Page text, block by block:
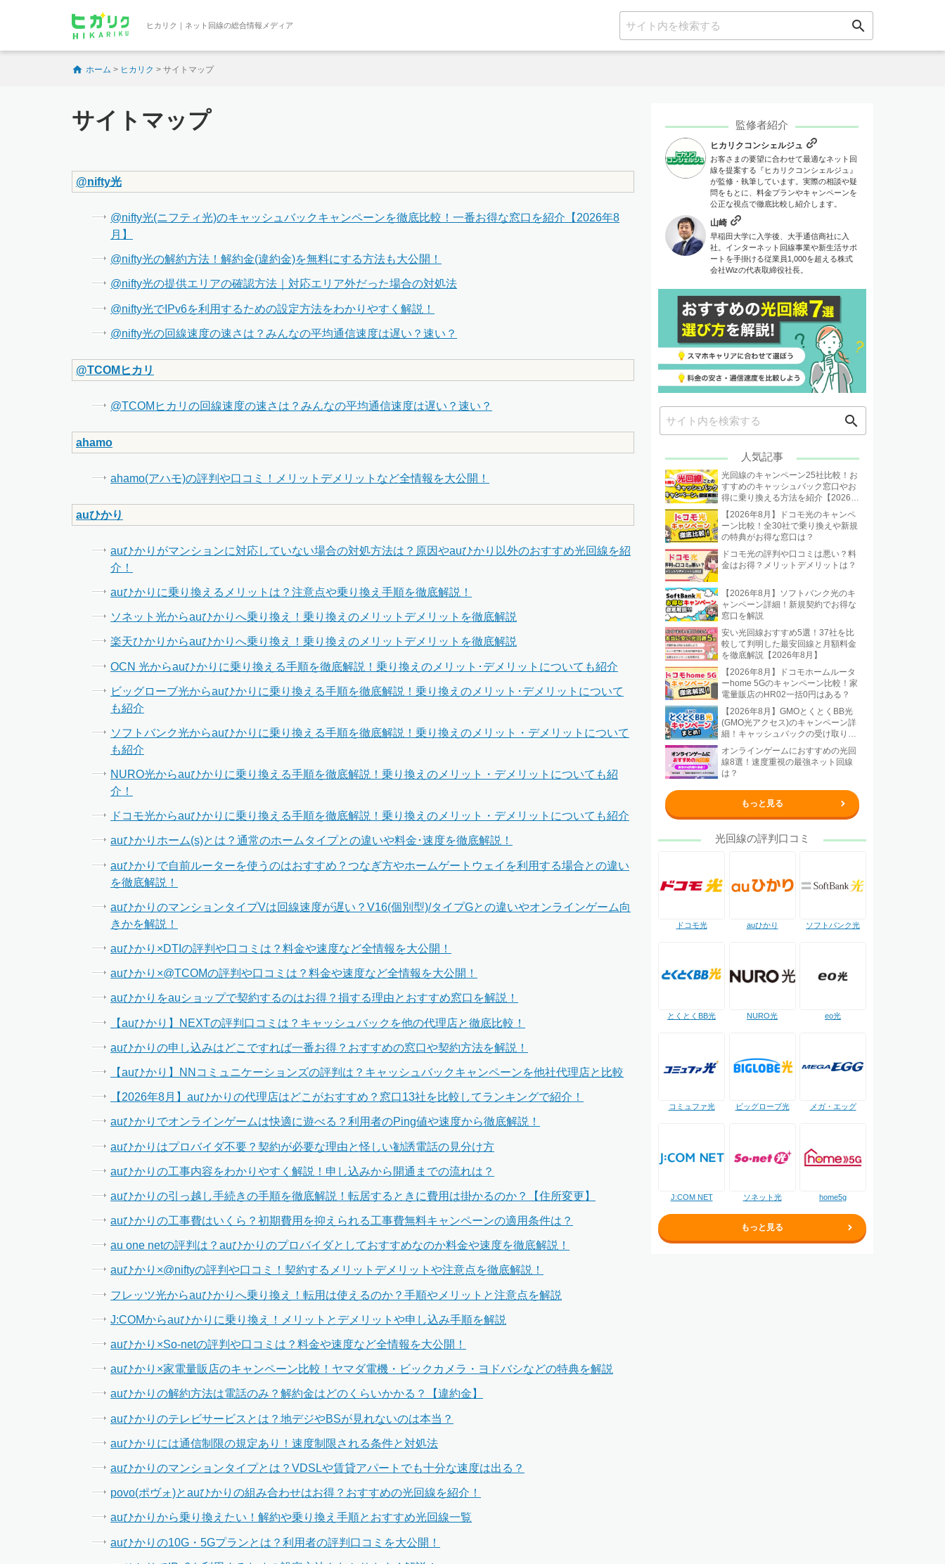
ヒカリク｜ネット回線の総合情報メディア search
ホーム > ヒカリク > サイトマップ
サイトマップ
@nifty光
@nifty光(ニフティ光)のキャッシュバックキャンペーンを徹底比較！一番お得な窓口を紹介【2026年8
月】
@nifty光の解約方法！解約金(違約金)を無料にする方法も大公開！
@nifty光の提供エリアの確認方法｜対応エリア外だった場合の対処法
@nifty光でIPv6を利用するための設定方法をわかりやすく解説！
@nifty光の回線速度の速さは？みんなの平均通信速度は遅い？速い？
@TCOMヒカリ
@TCOMヒカリの回線速度の速さは？みんなの平均通信速度は遅い？速い？
ahamo
ahamo(アハモ)の評判や口コミ！メリットデメリットなど全情報を大公開！
auひかり
auひかりがマンションに対応していない場合の対処方法は？原因やauひかり以外のおすすめ光回線を紹
介！
auひかりに乗り換えるメリットは？注意点や乗り換え手順を徹底解説！
ソネット光からauひかりへ乗り換え！乗り換えのメリットデメリットを徹底解説
楽天ひかりからauひかりへ乗り換え！乗り換えのメリットデメリットを徹底解説
OCN 光からauひかりに乗り換える手順を徹底解説！乗り換えのメリット･デメリットについても紹介
ビッグローブ光からauひかりに乗り換える手順を徹底解説！乗り換えのメリット･デメリットについて
も紹介
ソフトバンク光からauひかりに乗り換える手順を徹底解説！乗り換えのメリット・デメリットについて
も紹介
NURO光からauひかりに乗り換える手順を徹底解説！乗り換えのメリット・デメリットについても紹
介！
ドコモ光からauひかりに乗り換える手順を徹底解説！乗り換えのメリット・デメリットについても紹介
auひかりホーム(s)とは？通常のホームタイプとの違いや料金･速度を徹底解説！
auひかりで自前ルーターを使うのはおすすめ？つなぎ方やホームゲートウェイを利用する場合との違い
を徹底解説！
auひかりのマンションタイプVは回線速度が遅い？V16(個別型)/タイプGとの違いやオンラインゲーム向
きかを解説！
auひかり×DTIの評判や口コミは？料金や速度など全情報を大公開！
auひかり×@TCOMの評判や口コミは？料金や速度など全情報を大公開！
auひかりをauショップで契約するのはお得？損する理由とおすすめ窓口を解説！
【auひかり】NEXTの評判口コミは？キャッシュバックを他の代理店と徹底比較！
auひかりの申し込みはどこですれば一番お得？おすすめの窓口や契約方法を解説！
【auひかり】NNコミュニケーションズの評判は？キャッシュバックキャンペーンを他社代理店と比較
【2026年8月】auひかりの代理店はどこがおすすめ？窓口13社を比較してランキングで紹介！
auひかりでオンラインゲームは快適に遊べる？利用者のPing値や速度から徹底解説！
auひかりはプロバイダ不要？契約が必要な理由と怪しい勧誘電話の見分け方
auひかりの工事内容をわかりやすく解説！申し込みから開通までの流れは？
auひかりの引っ越し手続きの手順を徹底解説！転居するときに費用は掛かるのか？【住所変更】
auひかりの工事費はいくら？初期費用を抑えられる工事費無料キャンペーンの適用条件は？
au one netの評判は？auひかりのプロバイダとしておすすめなのか料金や速度を徹底解説！
auひかり×@niftyの評判や口コミ！契約するメリットデメリットや注意点を徹底解説！
フレッツ光からauひかりへ乗り換え！転用は使えるのか？手順やメリットと注意点を解説
J:COMからauひかりに乗り換え！メリットとデメリットや申し込み手順を解説
auひかり×So-netの評判や口コミは？料金や速度など全情報を大公開！
auひかり×家電量販店のキャンペーン比較！ヤマダ電機・ビックカメラ・ヨドバシなどの特典を解説
auひかりの解約方法は電話のみ？解約金はどのくらいかかる？【違約金】
auひかりのテレビサービスとは？地デジやBSが見れないのは本当？
auひかりには通信制限の規定あり！速度制限される条件と対処法
auひかりのマンションタイプとは？VDSLや賃貸アパートでも十分な速度は出る？
povo(ポヴォ)とauひかりの組み合わせはお得？おすすめの光回線を紹介！
auひかりから乗り換えたい！解約や乗り換え手順とおすすめ光回線一覧
auひかりの10G・5Gプランとは？利用者の評判口コミを大公開！
監修者紹介
ヒカリクコンシェルジュ
お客さまの要望に合わせて最適なネット回
線を提案する『ヒカリクコンシェルジュ』
が監修・執筆しています。実際の相談や疑
問をもとに、料金プランやキャンペーンを
公正な視点で徹底比較し紹介します。
山崎
早稲田大学に入学後、大手通信商社に入
社。インターネット回線事業や新生活サポ
ートを手掛ける従業員1,000を超える株式
会社Wizの代表取締役社長。
search
人気記事
光回線のキャンペーン25社比較！お
すすめのキャッシュバック窓口やお
得に乗り換える方法を紹介【2026年
8月】
【2026年8月】ドコモ光のキャンペ
ーン比較！全30社で乗り換えや新規
の特典がお得な窓口は？
ドコモ光の評判や口コミは悪い？料
金はお得？メリットデメリットは？
【2026年8月】ソフトバンク光のキ
ャンペーン詳細！新規契約でお得な
窓口を解説
安い光回線おすすめ5選！37社を比
較して判明した最安回線と月額料金
を徹底解説【2026年8月】
【2026年8月】ドコモホームルータ
ーhome 5Gのキャンペーン比較！家
電量販店のHR02一括0円はある？
【2026年8月】GMOとくとくBB光
(GMO光アクセス)のキャンペーン詳
細！キャッシュバックの受け取り方
法も解説
オンラインゲームにおすすめの光回
線8選！速度重視の最強ネット回線
は？
もっと見る
光回線の評判口コミ
ドコモ光 auひかり ソフトバンク光
とくとくBB光 NURO光 eo光
コミュファ光 ビッグローブ光 メガ・エッグ
J:COM NET ソネット光 home5g
もっと見る